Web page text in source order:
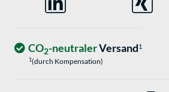
CO2-neutralerVersand1
1(durch Kompensation)